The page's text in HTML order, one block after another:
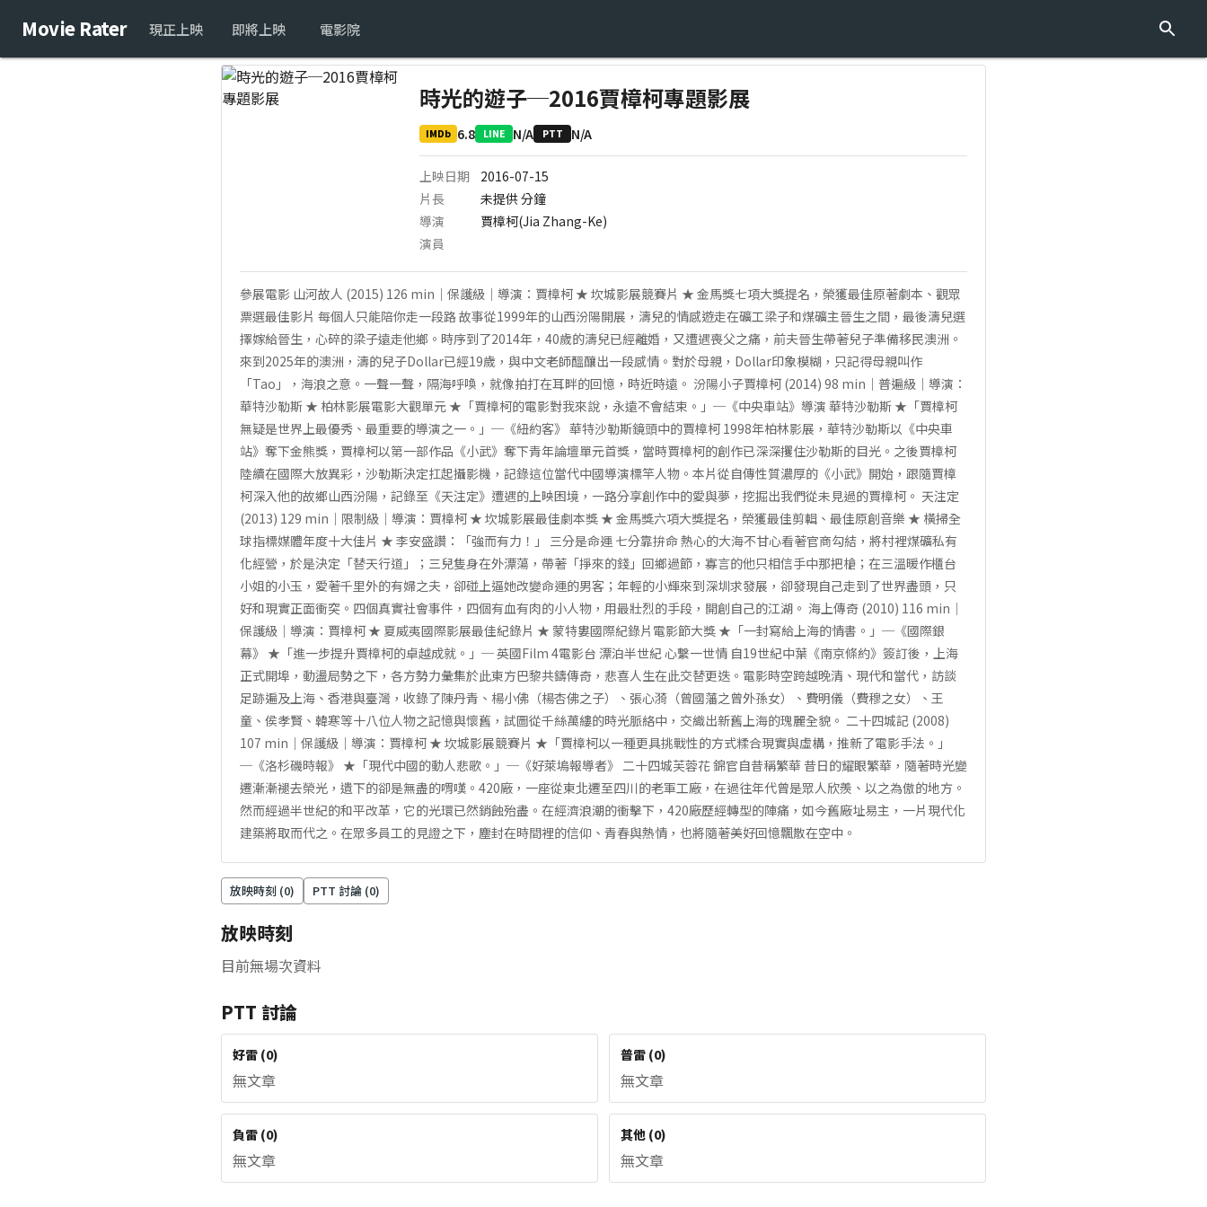
Movie Rater 現正上映 即將上映 電影院
時光的遊子─2016賈樟柯專題影展
IMDb 6.8 LINE N/A PTT N/A
上映日期
2016-07-15
片長
未提供分鐘
導演
賈樟柯(Jia Zhang-Ke)
演員
參展電影 山河故人 (2015) 126 min｜保護級｜導演：賈樟柯 ★ 坎城影展競賽片 ★ 金馬獎七項大獎提名，榮獲最佳原著劇本、觀眾
票選最佳影片 每個人只能陪你走一段路 故事從1999年的山西汾陽開展，濤兒的情感遊走在礦工梁子和煤礦主晉生之間，最後濤兒選
擇嫁給晉生，心碎的梁子遠走他鄉。時序到了2014年，40歲的濤兒已經離婚，又遭遇喪父之痛，前夫晉生帶著兒子準備移民澳洲。
來到2025年的澳洲，濤的兒子Dollar已經19歲，與中文老師醞釀出一段感情。對於母親，Dollar印象模糊，只記得母親叫作
「Tao」，海浪之意。一聲一聲，隔海呼喚，就像拍打在耳畔的回憶，時近時遠。 汾陽小子賈樟柯 (2014) 98 min｜普遍級｜導演：
華特沙勒斯 ★ 柏林影展電影大觀單元 ★「賈樟柯的電影對我來說，永遠不會結束。」─《中央車站》導演 華特沙勒斯 ★「賈樟柯
無疑是世界上最優秀、最重要的導演之一。」─《紐約客》 華特沙勒斯鏡頭中的賈樟柯 1998年柏林影展，華特沙勒斯以《中央車
站》奪下金熊獎，賈樟柯以第一部作品《小武》奪下青年論壇單元首獎，當時賈樟柯的創作已深深攫住沙勒斯的目光。之後賈樟柯
陸續在國際大放異彩，沙勒斯決定扛起攝影機，記錄這位當代中國導演標竿人物。本片從自傳性質濃厚的《小武》開始，跟隨賈樟
柯深入他的故鄉山西汾陽，記錄至《天注定》遭遇的上映困境，一路分享創作中的愛與夢，挖掘出我們從未見過的賈樟柯。 天注定
(2013) 129 min｜限制級｜導演：賈樟柯 ★ 坎城影展最佳劇本獎 ★ 金馬獎六項大獎提名，榮獲最佳剪輯、最佳原創音樂 ★ 橫掃全
球指標媒體年度十大佳片 ★ 李安盛讚：「強而有力！」 三分是命運 七分靠拚命 熱心的大海不甘心看著官商勾結，將村裡煤礦私有
化經營，於是決定「替天行道」；三兒隻身在外漂蕩，帶著「掙來的錢」回鄉過節，寡言的他只相信手中那把槍；在三溫暖作櫃台
小姐的小玉，愛著千里外的有婦之夫，卻碰上逼她改變命運的男客；年輕的小輝來到深圳求發展，卻發現自己走到了世界盡頭，只
好和現實正面衝突。四個真實社會事件，四個有血有肉的小人物，用最壯烈的手段，開創自己的江湖。 海上傳奇 (2010) 116 min｜
保護級｜導演：賈樟柯 ★ 夏威夷國際影展最佳紀錄片 ★ 蒙特婁國際紀錄片電影節大獎 ★「一封寫給上海的情書。」─《國際銀
幕》 ★「進一步提升賈樟柯的卓越成就。」─ 英國Film 4電影台 漂泊半世紀 心繫一世情 自19世紀中葉《南京條約》簽訂後，上海
正式開埠，動盪局勢之下，各方勢力彙集於此東方巴黎共鑄傳奇，悲喜人生在此交替更迭。電影時空跨越晚清、現代和當代，訪談
足跡遍及上海、香港與臺灣，收錄了陳丹青、楊小佛（楊杏佛之子）、張心漪（曾國藩之曾外孫女）、費明儀（費穆之女）、王
童、侯孝賢、韓寒等十八位人物之記憶與懷舊，試圖從千絲萬縷的時光脈絡中，交織出新舊上海的瑰麗全貌。 二十四城記 (2008)
107 min｜保護級｜導演：賈樟柯 ★ 坎城影展競賽片 ★「賈樟柯以一種更具挑戰性的方式糅合現實與虛構，推新了電影手法。」
─《洛杉磯時報》 ★「現代中國的動人悲歌。」─《好萊塢報導者》 二十四城芙蓉花 錦官自昔稱繁華 昔日的耀眼繁華，隨著時光變
遷漸漸褪去榮光，遺下的卻是無盡的喟嘆。420廠，一座從東北遷至四川的老軍工廠，在過往年代曾是眾人欣羨、以之為傲的地方。
然而經過半世紀的和平改革，它的光環已然銷蝕殆盡。在經濟浪潮的衝擊下，420廠歷經轉型的陣痛，如今舊廠址易主，一片現代化
建築將取而代之。在眾多員工的見證之下，塵封在時間裡的信仰、青春與熱情，也將隨著美好回憶飄散在空中。
放映時刻 (0) PTT 討論 (0)
放映時刻
目前無場次資料
PTT 討論
好雷 (0)
無文章
普雷 (0)
無文章
負雷 (0)
無文章
其他 (0)
無文章